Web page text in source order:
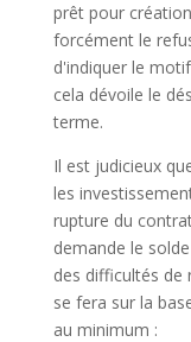
prêt pour
forcément le
d'indiquer le
cela dévoile le
terme.
Il est judicieux
les
rupture du
demande le
des difficultés
se fera sur la
au minimum :